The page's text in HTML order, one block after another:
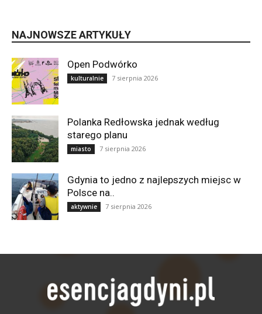
NAJNOWSZE ARTYKUŁY
Open Podwórko
kulturalnie 7 sierpnia 2026
Polanka Redłowska jednak według
starego planu
miasto 7 sierpnia 2026
Gdynia to jedno z najlepszych miejsc w
Polsce na..
aktywnie 7 sierpnia 2026